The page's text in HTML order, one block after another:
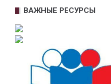
ВАЖНЫЕ РЕСУРСЫ